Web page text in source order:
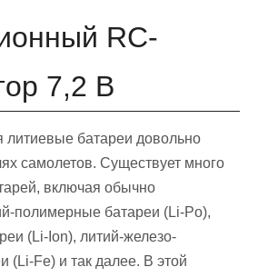
RC-
7,2 В
батареи довольно
самолетов. Существует много
включая обычно
полимерные батареи (Li-Po),
(Li-Ion), литий-железо-
(Li-Fe) и так далее. В этой